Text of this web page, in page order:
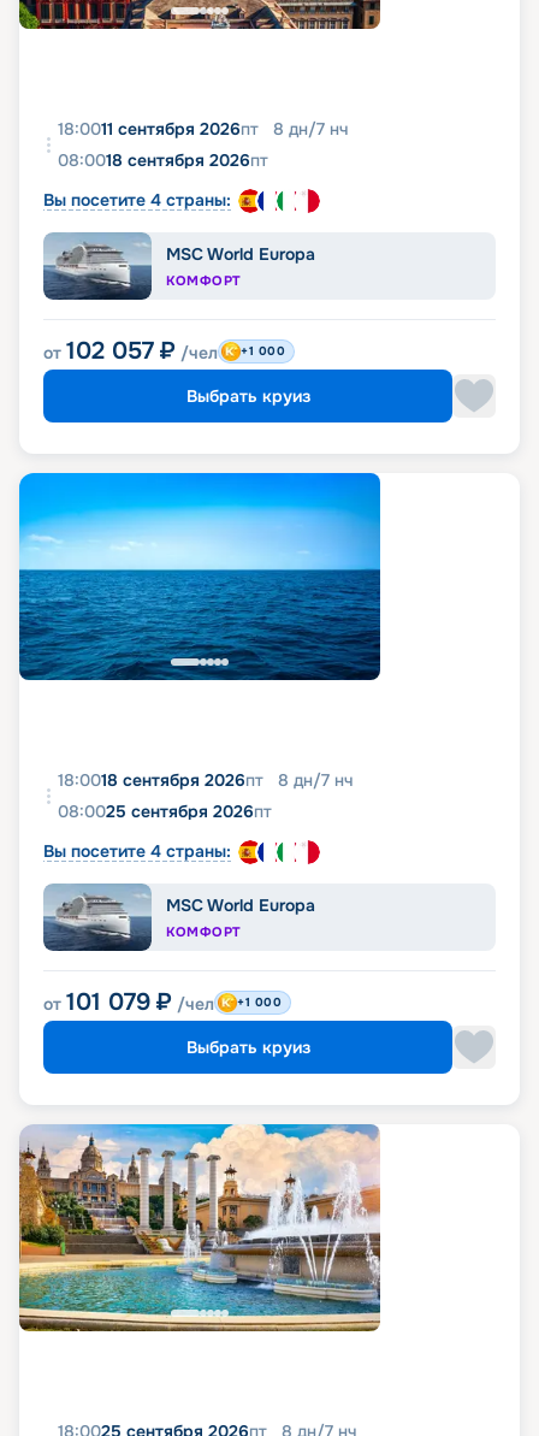
18:0011 сентября 2026пт 8 дн/7 нч
08:0018 сентября 2026пт
Вы посетите 4 страны:
MSC World Europa
КОМФОРТ
от 102 057 ₽ /чел +1 000
Выбрать круиз
18:0018 сентября 2026пт 8 дн/7 нч
08:0025 сентября 2026пт
Вы посетите 4 страны:
MSC World Europa
КОМФОРТ
от 101 079 ₽ /чел +1 000
Выбрать круиз
18:0025 сентября 2026пт 8 дн/7 нч